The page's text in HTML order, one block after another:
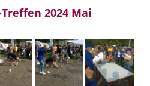
2024 Mai